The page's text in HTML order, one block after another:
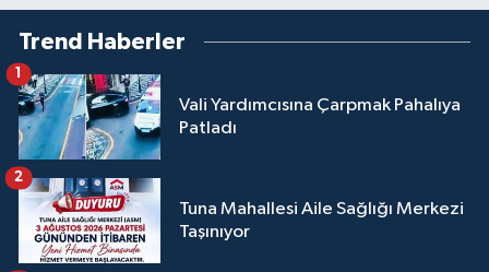
Trend Haberler
Vali Yardımcısına Çarpmak Pahalıya
Patladı
1
Tuna Mahallesi Aile Sağlığı Merkezi
Taşınıyor
2